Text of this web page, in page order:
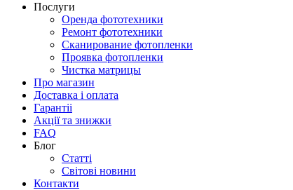
Послуги
Оренда фототехники
Ремонт фототехники
Сканирование фотопленки
Проявка фотопленки
Чистка матрицы
Про магазин
Доставка і оплата
Гарантіі
Акції та знижки
FAQ
Блог
Статті
Світові новини
Контакти